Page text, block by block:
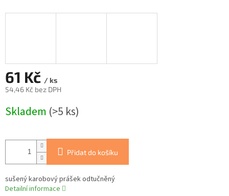
61 Kč / ks
54,46 Kč bez DPH
cena:
Skladem (>5 ks)
Přidat do košíku
sušený karobový prášek odtučněný
Detailní informace